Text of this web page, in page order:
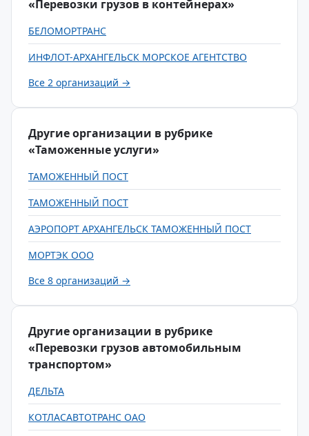
«Перевозки грузов в контейнерах»
БЕЛОМОРТРАНС
ИНФЛОТ-АРХАНГЕЛЬСК МОРСКОЕ АГЕНТСТВО
Все 2 организаций →
Другие организации в рубрике
«Таможенные услуги»
ТАМОЖЕННЫЙ ПОСТ
ТАМОЖЕННЫЙ ПОСТ
АЭРОПОРТ АРХАНГЕЛЬСК ТАМОЖЕННЫЙ ПОСТ
МОРТЭК ООО
Все 8 организаций →
Другие организации в рубрике
«Перевозки грузов автомобильным
транспортом»
ДЕЛЬТА
КОТЛАСАВТОТРАНС ОАО